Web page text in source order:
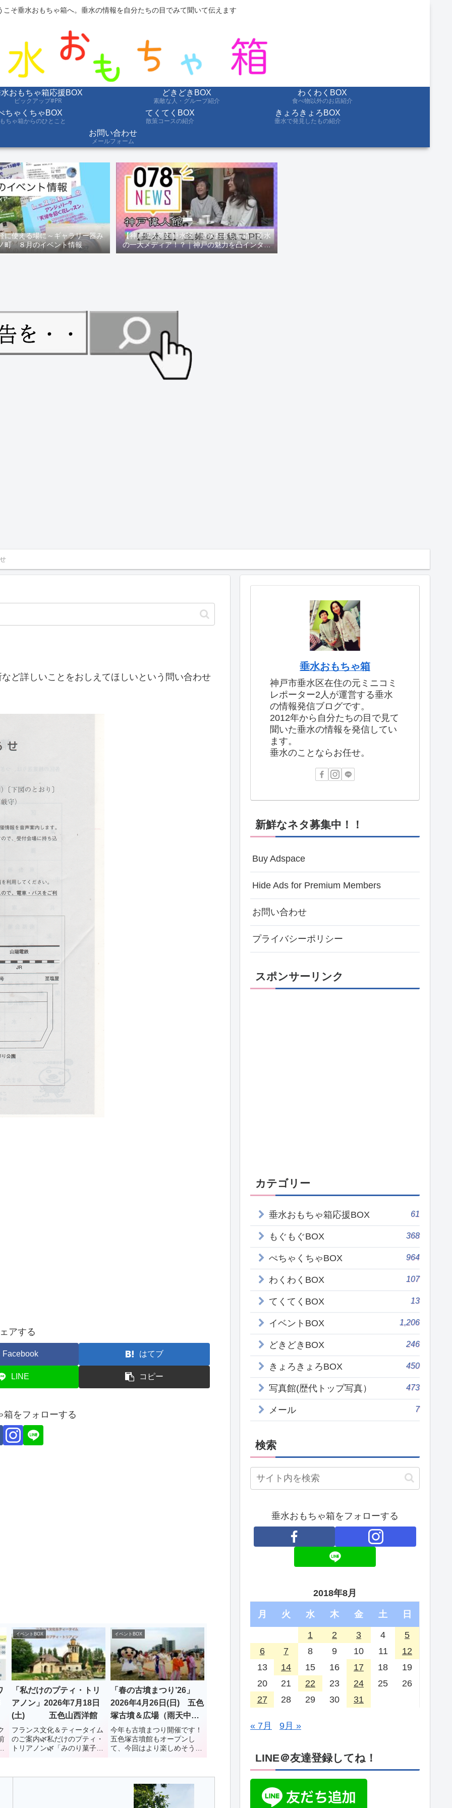
こそ垂水おもちゃ箱へ。垂水の情報を自分たちの目でみて聞いて伝えます
おもちゃ箱応援BOX
ピックアップ#PR
どきどきBOX
素敵な人・グループ紹介
わくわくBOX
食べ物以外のお店紹介
ちゃくちゃBOX
ちゃ箱からのひとこと
てくてくBOX
散策コースの紹介
きょろきょろBOX
垂水で発見したもの紹介
お問い合わせ
メールフォーム
に使える場に～ギャラリー器み
町 ８月のイベント情報
【神戸偉人館】垂水区「垂水おもちゃ箱」垂水
の一大メディア！？｜神戸の魅力を凸インタビ
ュー！！【078NEWS( 078ニュース)】
ど詳しいことをおしえてほしいという問い合わせ
アする
Facebook はてブ
LINE コピー
箱をフォローする
イベントBOX
「私だけのプティ・トリ
アノン」2026年7月18日
(土) 五色山西洋館
フランス文化＆ティータイム
のご案内🌿私だけのプティ・
トリアノン🌿「みのり菓子」
はじめてのコラボレーショ
イベントBOX
「春の古墳まつり’26」
2026年4月26日(日) 五色
塚古墳＆広場（雨天中
止）
今年も古墳まつり開催です！
五色塚古墳館もオープンし
て、今回はより楽しめそうで
垂水おもちゃ箱
神戸市垂水区在住の元ミニコミ
レポーター2人が運営する垂水
の情報発信ブログです。
2012年から自分たちの目で見て
聞いた垂水の情報を発信してい
ます。
垂水のことならお任せ。
新鮮なネタ募集中！！
Buy Adspace
Hide Ads for Premium Members
お問い合わせ
プライバシーポリシー
スポンサーリンク
カテゴリー
垂水おもちゃ箱応援BOX 61
もぐもぐBOX 368
ぺちゃくちゃBOX 964
わくわくBOX 107
てくてくBOX 13
イベントBOX 1,206
どきどきBOX 246
きょろきょろBOX 450
写真館(歴代トップ写真） 473
メール 7
検索
垂水おもちゃ箱をフォローする
2018年8月
月 火 水 木 金 土 日
1 2 3 4
5
6
7 8 9 10 11
12
13
14 15 16 17 18
19
20
21 22 23 24 25
26
27
28 29 30 31
« 7月 9月 »
LINE＠友達登録してね！